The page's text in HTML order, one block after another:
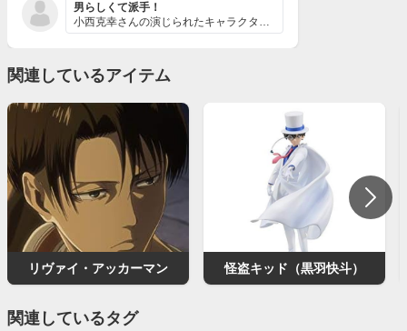
男らしくて派手！
小西克幸さんの演じられたキャラクターで一番印象に残って...
関連しているアイテム
リヴァイ・アッカーマン 怪盗キッド（黒羽快斗）
関連しているタグ